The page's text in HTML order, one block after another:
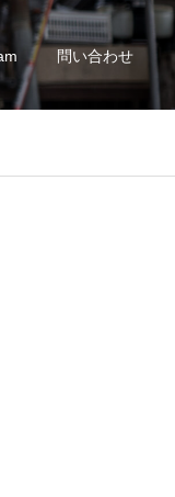
問い合わせ